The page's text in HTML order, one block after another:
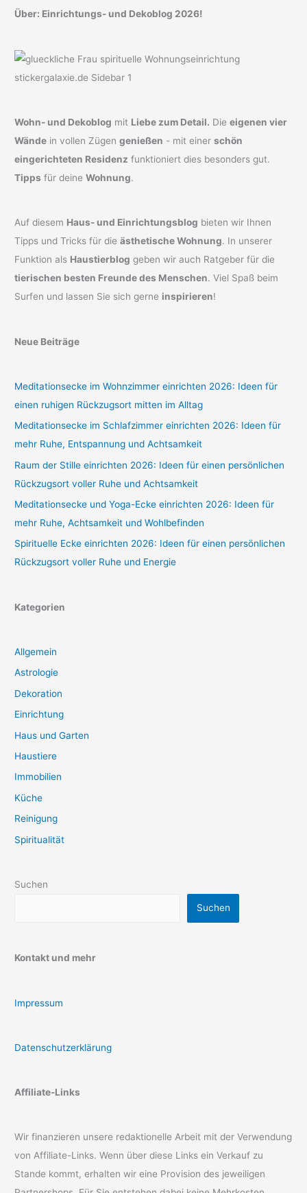
Über: Einrichtungs- und Dekoblog 2026!
Wohn- und Dekoblog mit Liebe zum Detail. Dieeigenen vier
Wände in vollen Zügengenießen - mit einerschön
eingerichteten Residenz funktioniert dies besonders gut.
Tipps für deineWohnung.
Auf diesem Haus- und Einrichtungsblog bieten wir Ihnen
Tipps und Tricks für dieästhetische Wohnung. In unserer
Funktion als Haustierblog geben wir auch Ratgeber für die
tierischen besten Freunde des Menschen. Viel Spaß beim
Surfen und lassen Sie sich gerne inspirieren!
Neue Beiträge
Meditationsecke im Wohnzimmer einrichten 2026: Ideen für
einen ruhigen Rückzugsort mitten im Alltag
Meditationsecke im Schlafzimmer einrichten 2026: Ideen für
mehr Ruhe, Entspannung und Achtsamkeit
Raum der Stille einrichten 2026: Ideen für einen persönlichen
Rückzugsort voller Ruhe und Achtsamkeit
Meditationsecke und Yoga-Ecke einrichten 2026: Ideen für
mehr Ruhe, Achtsamkeit und Wohlbefinden
Spirituelle Ecke einrichten 2026: Ideen für einen persönlichen
Rückzugsort voller Ruhe und Energie
Kategorien
Allgemein
Astrologie
Dekoration
Einrichtung
Haus und Garten
Haustiere
Immobilien
Küche
Reinigung
Spiritualität
Suchen
Suchen
Kontakt und mehr
Impressum
Datenschutzerklärung
Affiliate-Links
Wir finanzieren unsere redaktionelle Arbeit mit der Verwendung
von Affiliate-Links. Wenn über diese Links ein Verkauf zu
Stande kommt, erhalten wir eine Provision des jeweiligen